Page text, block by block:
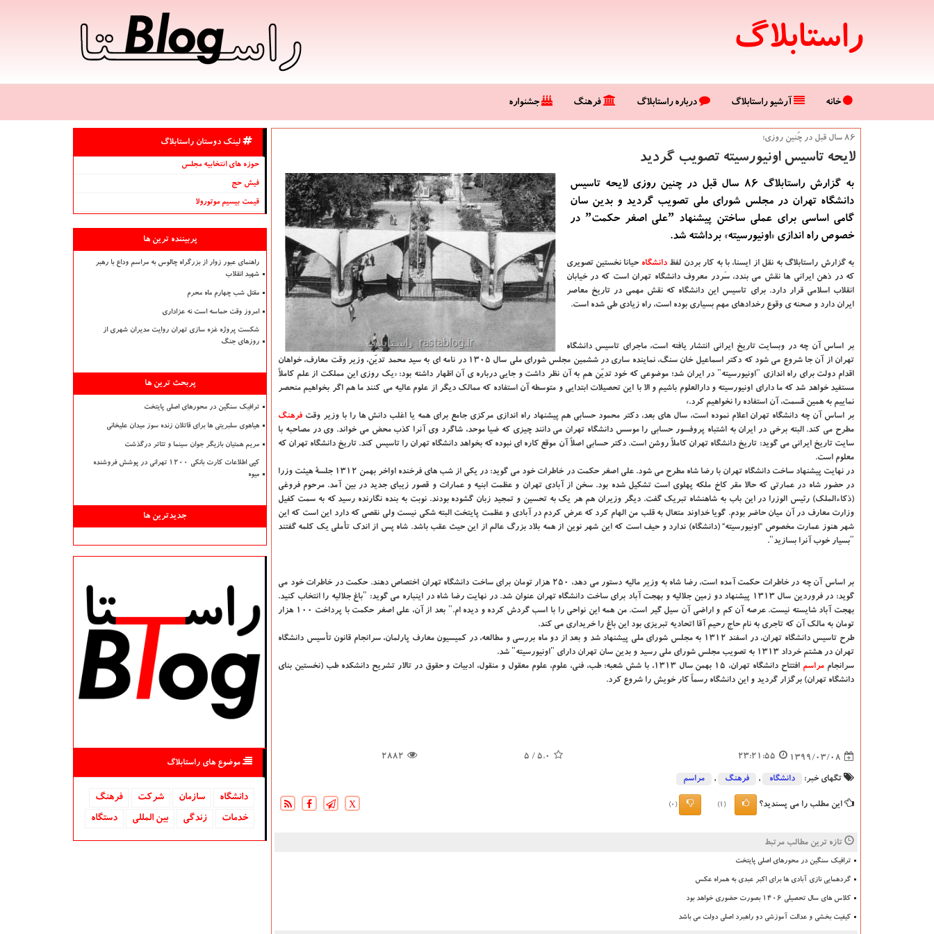
راستابلاگ
خانه آرشیو راستابلاگ درباره راستابلاگ فرهنگ جشنواره
۸۶ سال قبل در چُنین روزی؛
لایحه تاسیس اونیورسیته تصویب گردید
به گزارش راستابلاگ ۸۶ سال قبل در چنین روزی لایحه تاسیس
دانشگاه تهران در مجلس شورای ملی تصویب گردید و بدین سان
گامی اساسی برای عملی ساختن پیشنهاد ˮعلی اصغر حكمتˮ در
خصوص راه اندازی «اونیورسیته» برداشته شد.
به گزارش راستابلاگ به نقل از ایسنا،با به کار بردن لفظدانشگاه‌ حیانا نخستین تصویری
که در ذهن ایرانی ها نقش می بندد، سَردر معروف دانشگاه تهران است که در خیابان
انقلاب اسلامی قرار دارد. برای تاسیس این دانشگاه که نقش مهمی در تاریخ معاصر
ایران دارد و صحنه ی وقوع رخدادهای مهم بسیاری بوده است، راه زیادی طی شده است.
بر اساس آن چه در وبسایت تاریخ ایرانی انتشار یافته است، ماجرای تاسیس دانشگاه
تهران از آن جا شروع می شود که دکتر اسماعیل خان سنگ، نماینده ساری در ششمین مجلس شورای ملی سال ۱۳۰۵ در نامه ای به سید محمد تدیّن، وزیر وقت معارف، خواهان
اقدام دولت برای راه اندازی "اونیورسیته" در ایران شد؛ موضوعی که خود تدیّن هم به آن نظر داشت و جایی درباره ی آن اظهار داشته بود: «یک روزی این مملکت از علم کاملاً
مستفید خواهد شد که ما دارای اونیورسیته و دارالعلوم باشیم و الا با این تحصیلات ابتدایی و متوسطه آن استفاده که ممالک دیگر از علوم عالیه می کنند ما هم اگر بخواهیم منحصر
نماییم به همین قسمت، آن استفاده را نخواهیم کرد.»
بر اساس آن چه دانشگاه تهران اعلام نموده است، سال های بعد، دکتر محمود حسابی هم پیشنهاد راه اندازی مرکزی جامع برای همه یا اغلب دانش ها را با وزیر وقت فرهنگ
مطرح می کند. البته برخی در ایران به اشتباه پروفسور حسابی را موسس دانشگاه تهران می دانند چیزی که ضیا موحد، شاگرد وی آنرا کذب محض می خواند. وی در مصاحبه با
سایت تاریخ ایرانی می گوید: تاریخ دانشگاه تهران کاملاً روشن است. دکتر حسابی اصلاً آن موقع کاره ای نبوده که بخواهد دانشگاه تهران را تاسیس کند. تاریخ دانشگاه تهران که
معلوم است.
در نهایت پیشنهاد ساخت دانشگاه تهران با رضا شاه مطرح می شود. علی اصغر حکمت در خاطرات خود می گوید: در یکی از شب های فرخنده اواخر بهمن ۱۳۱۲ جلسة هیئت وزرا
در حضور شاه در عمارتی که حالا مقر کاخ ملکه پهلوی است تشکیل شده بود. سخن از آبادی تهران و عظمت ابنیه و عمارات و قصور زیبای جدید در بین آمد. مرحوم فروغی
(ذکاءالملک) رئیس الوزرا در این باب به شاهنشاه تبریک گفت. دیگر وزیران هم هر یک به تحسین و تمجید زبان گشوده بودند. نوبت به بنده نگارنده رسید که به سمت کفیل
وزارت معارف در آن میان حاضر بودم. گویا خداوند متعال به قلب من الهام کرد که عرض کردم در آبادی و عظمت پایتخت البته شکی نیست ولی نقصی که دارد این است که این
شهر هنوز عمارت مخصوص “اونیورسیته“ (دانشگاه) ندارد و حیف است که این شهر نوین از همه بلاد بزرگ عالم از این حیث عقب باشد. شاه پس از اندک تأملی یک کلمه گفتند
"بسیار خوب آنرا بسازید".
بر اساس آن چه در خاطرات حکمت آمده است، رضا شاه به وزیر مالیه دستور می دهد، ۲۵۰ هزار تومان برای ساخت دانشگاه تهران اختصاص دهند. حکمت در خاطرات خود می
گوید: در فروردین سال ۱۳۱۳ پیشنهاد دو زمین جلالیه و بهجت آباد برای ساخت دانشگاه تهران عنوان شد. در نهایت رضا شاه در اینباره می گوید: "باغ جلالیه را انتخاب کنید.
بهجت آباد شایسته نیست. عرصه آن کم و اراضی آن سیل گیر است. من همه این نواحی را با اسب گردش کرده و دیده ام." بعد از آن، علی اصغر حکمت با پرداخت ۱۰۰ هزار
تومان به مالک آن که تاجری به نام حاج رحیم آقا اتحادیه تبریزی بود این باغ را خریداری می کند.
طرح تاسیس دانشگاه تهران، در اسفند ۱۳۱۲ به مجلس شورای ملی پیشنهاد شد و بعد از دو ماه بررسی و مطالعه، در کمیسیون معارف پارلمان، سرانجام قانون تأسیس دانشگاه
تهران در هشتم خرداد ۱۳۱۳ به تصویب مجلس شورای ملی رسید و بدین سان تهران دارای "اونیورسیته" شد.
سرانجام مراسم
افتتاح دانشگاه تهران، ۱۵ بهمن سال ۱۳۱۳، با شش شعبه: طب، فنی، علوم، علوم معقول و منقول، ادبیات و حقوق در تالار تشریح دانشکده طب (نخستین بنای
دانشگاه تهران) برگزار گردید و این دانشگاه رسماً کار خویش را شروع کرد.
1399/03/08
23:21:55
5.0
/ 5
2882
تگهای خبر: دانشگاه‌ , فرهنگ , مراسم
این مطلب را می پسندید؟ (1)
(0)
X
تازه ترین مطالب مرتبط
ترافیک سنگین در محورهای اصلی پایتخت
گردهمایی نازی آبادی ها برای اکبر عبدی به همراه عکس
کلاس های سال تحصیلی ۱۴۰۶ بصورت حضوری خواهد بود
کیفیت بخشی و عدالت آموزشی دو راهبرد اصلی دولت می باشد
لینک دوستان راستابلاگ
حوزه های انتخابیه مجلس
فیش حج
قیمت بیسیم موتورولا
پربیننده ترین ها
راهنمای عبور زوار از بزرگراه چالوس به مراسم وداع با رهبر
شهید انقلاب
مقتل شب چهارم ماه محرم
امروز وقت حماسه است نه عزاداری
شکست پروژه غزه سازی تهران روایت مدیران شهری از
روزهای جنگ
پربحث ترین ها
ترافیک سنگین در محورهای اصلی پایتخت
هیاهوی سلبریتی ها برای قاتلان زنده سوز میدان علیخانی
مریم همتیان بازیگر جوان سینما و تئاتر درگذشت
کپی اطلاعات کارت بانکی ۱۲۰۰ تهرانی در پوشش فروشنده
میوه
جدیدترین ها
موضوع های راستابلاگ
دانشگاه‌ سازمان شركت
فرهنگ
خدمات
زندگی بین المللی دستگاه